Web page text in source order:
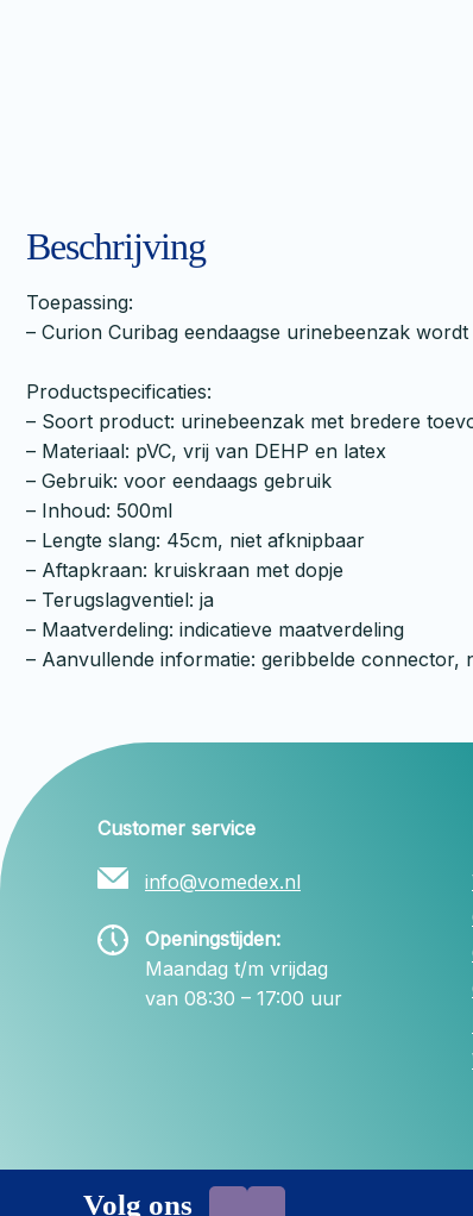
Beschrijving
Toepassing:
– Curion Curibag eendaagse urinebeenzak
Productspecificaties:
– Soort product: urinebeenzak met bredere
– Materiaal: pVC, vrij van DEHP en latex
– Gebruik: voor eendaags gebruik
– Inhoud: 500ml
– Lengte slang: 45cm, niet afknipbaar
– Aftapkraan: kruiskraan met dopje
– Terugslagventiel: ja
– Maatverdeling: indicatieve maatverdeling
– Aanvullende informatie: geribbelde connector,
Customer service
info@vomedex.nl
Openingstijden:
Maandag t/m vrijdag
van 08:30 – 17:00 uur
Volg ons